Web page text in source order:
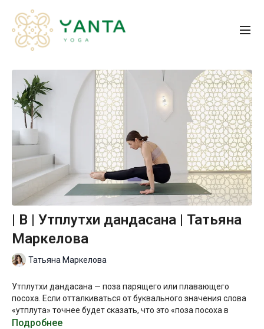
| B | Утплутхи дандасана | Татьяна
Маркелова
Татьяна Маркелова
Утплутхи дандасана — поза парящего или плавающего
посоха. Если отталкиваться от буквального значения слова
«утплута» точнее будет сказать, что это «поза посоха в
прыжке»:
Подробнее